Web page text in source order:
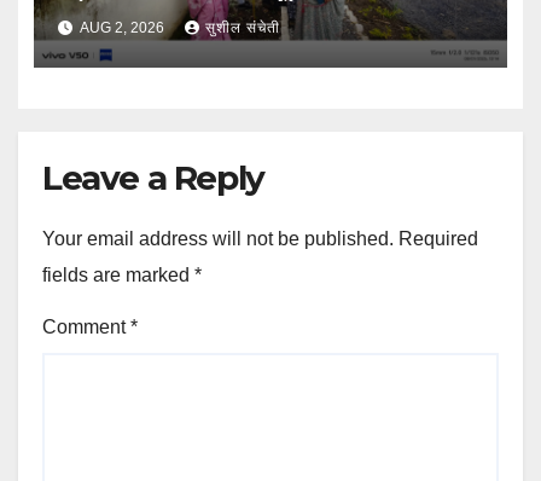
AUG 2, 2026 सुशील संचेती
Leave a Reply
Your email address will not be published. Required
fields are marked *
Comment*